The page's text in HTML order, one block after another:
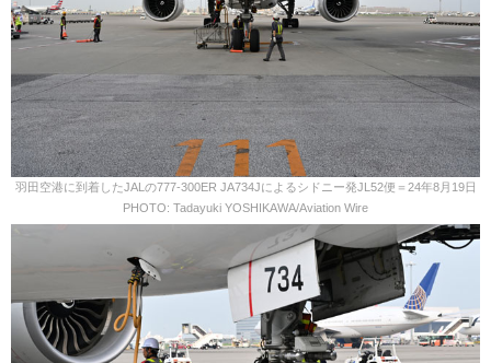
羽田空港に到着したJALの777-300ER JA734Jによるシドニー発JL52便＝24年8月19日
PHOTO: Tadayuki YOSHIKAWA/Aviation Wire